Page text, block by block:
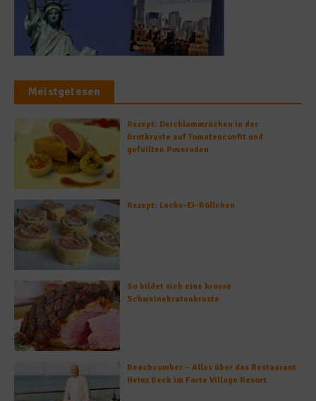
Meistgelesen
Rezept: Deichlammrücken in der
Brotkruste auf Tomatenconfit und
gefüllten Poveraden
Rezept: Lachs-Ei-Röllchen
So bildet sich eine krosse
Schweinebratenkruste
Beachcomber – Alles über das Restaurant
Heinz Beck im Forte Village Resort